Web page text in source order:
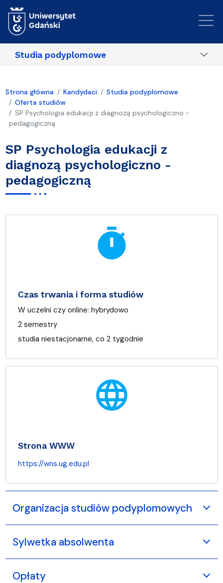
Studia podyplomowe
Strona główna Kandydaci
Studia podyplomowe
Oferta studiów
SP Psychologia edukacji z diagnozą psychologiczno -
pedagogiczną
SP Psychologia edukacji z
diagnozą psychologiczno -
pedagogiczną
timer
Czas trwania i forma studiów
W uczelni czy online: hybrydowo
2 semestry
studia niestacjonarne, co 2 tygodnie
language
Strona WWW
https://wns.ug.edu.pl
Organizacja studiów podyplomowych
Sylwetka absolwenta
Opłaty